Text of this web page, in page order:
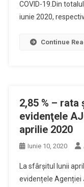
COVID-19.Din
iunie 2020,
Continue
2,85 % –
evidenţele
aprilie 2020
Iunie 10, 2020
La sfârșitul lunii
evidențele Agenției